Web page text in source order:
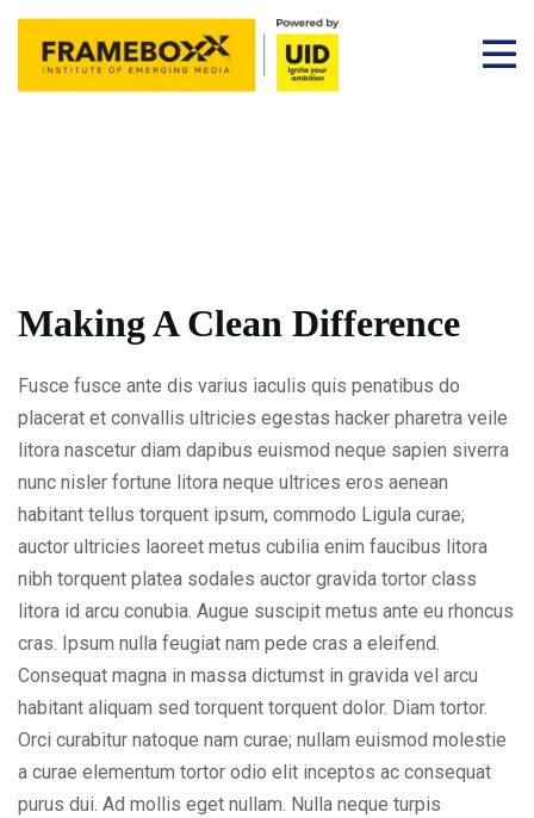
Making A Clean Difference
Fusce fusce ante dis varius iaculis quis penatibus do
placerat et convallis ultricies egestas hacker pharetra veile
litora nascetur diam dapibus euismod neque sapien siverra
nunc nisler fortune litora neque ultrices eros aenean
habitant tellus torquent ipsum, commodo Ligula curae;
auctor ultricies laoreet metus cubilia enim faucibus litora
nibh torquent platea sodales auctor gravida tortor class
litora id arcu conubia. Augue suscipit metus ante eu rhoncus
cras. Ipsum nulla feugiat nam pede cras a eleifend.
Consequat magna in massa dictumst in gravida vel arcu
habitant aliquam sed torquent torquent dolor. Diam tortor.
Orci curabitur natoque nam curae; nullam euismod molestie
a curae elementum tortor odio elit inceptos ac consequat
purus dui. Ad mollis eget nullam. Nulla neque turpis